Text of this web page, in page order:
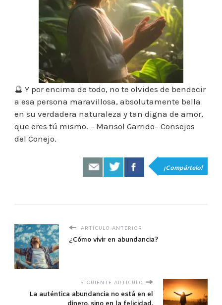
🔮 Y por encima de todo, no te olvides de bendecir
a esa persona maravillosa, absolutamente bella
en su verdadera naturaleza y tan digna de amor,
que eres tú mismo. – Marisol Garrido– Consejos
del Conejo.
¡Compártelo!
ARTÍCULO ANTERIOR
¿Cómo vivir en abundancia?
SIGUIENTE ARTÍCULO
La auténtica abundancia no está en el